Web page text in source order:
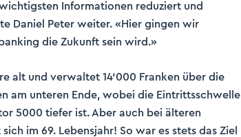
Informationen reduziert und
Daniel Peter weiter. «Hier gingen wir
die Zukunft sein wird.»
alt und verwaltet 14‘000 Franken über die
am unteren Ende, wobei die Eintrittsschwelle
5000 tiefer ist. Aber auch bei älteren
im 69. Lebensjahr! So war es stets das Ziel